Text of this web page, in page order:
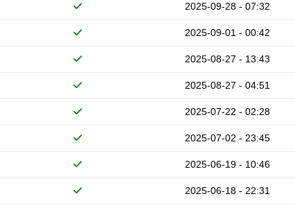
2025-09-28 - 07:32
2025-09-01 - 00:42
2025-08-27 - 13:43
2025-08-27 - 04:51
2025-07-22 - 02:28
2025-07-02 - 23:45
2025-06-19 - 10:46
2025-06-18 - 22:31